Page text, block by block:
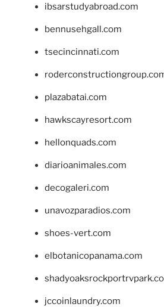
ibsarstudyabroad.com
bennusehgall.com
tsecincinnati.com
plazabatai.com
hawkscayresort.com
hellonquads.com
diarioanimales.com
decogaleri.com
unavozparadios.com
shoes-vert.com
elbotanicopanama.com
jccoinlaundry.com